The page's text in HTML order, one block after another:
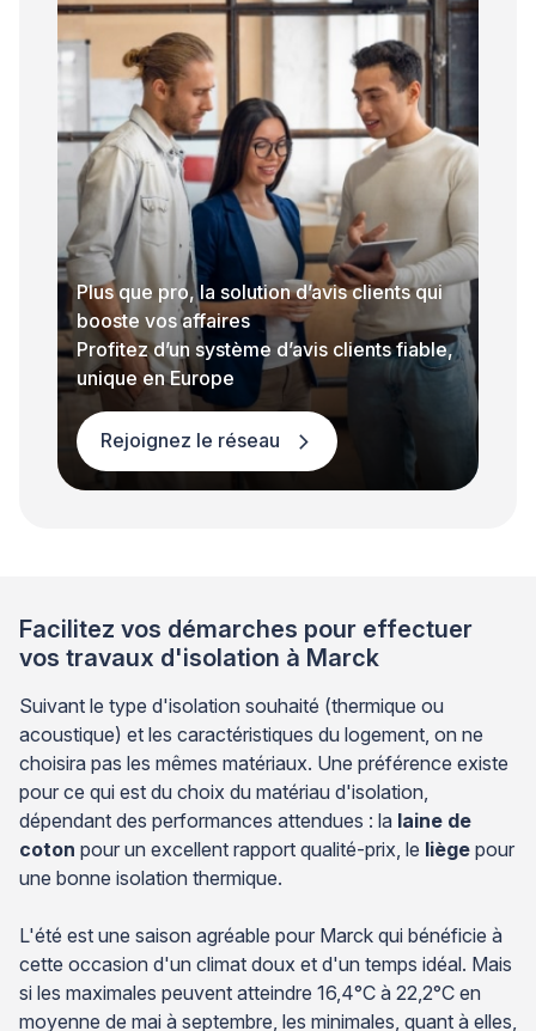
Plus que pro, la solution d’avis clients qui
booste vos affaires
Profitez d’un système d’avis clients fiable,
unique en Europe
Rejoignez le réseau
Facilitez vos démarches pour effectuer
vos travaux d'isolation à Marck
Suivant le type d'isolation souhaité (thermique ou
acoustique) et les caractéristiques du logement, on ne
choisira pas les mêmes matériaux. Une préférence existe
pour ce qui est du choix du matériau d'isolation,
dépendant des performances attendues : la laine de
coton pour un excellent rapport qualité-prix, le liège pour
une bonne isolation thermique.
L'été est une saison agréable pour Marck qui bénéficie à
cette occasion d'un climat doux et d'un temps idéal. Mais
si les maximales peuvent atteindre 16,4°C à 22,2°C en
moyenne de mai à septembre, les minimales, quant à elles,